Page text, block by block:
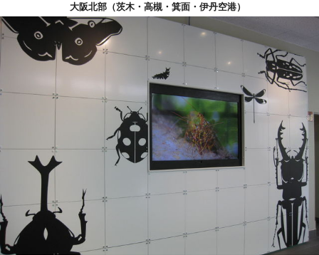
大阪北部（茨木・高槻・箕面・伊丹空港）